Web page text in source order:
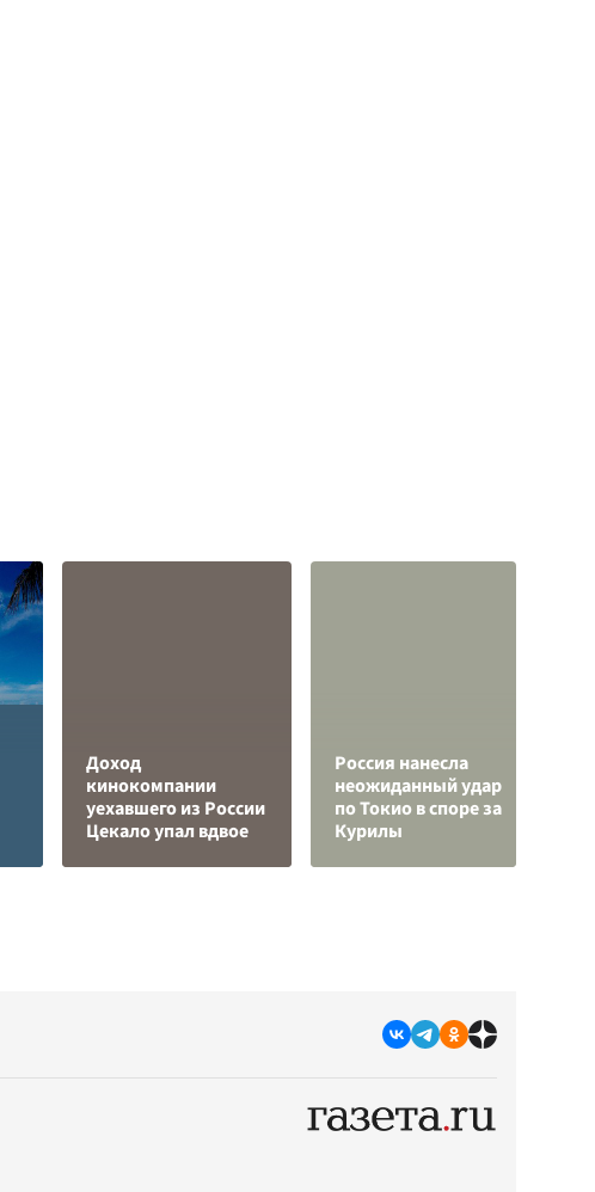
Доход
кинокомпании
уехавшего из России
Цекало упал вдвое
Россия нанесла
неожиданный удар
по Токио в споре за
Курилы